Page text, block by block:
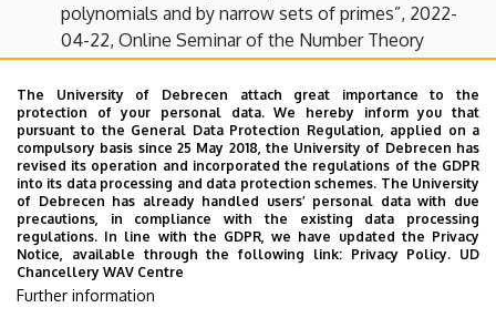
polynomials and by narrow sets of primes”, 2022-
04-22, Online Seminar of the Number Theory
Research Group, Debrecen.
„Indecomposability of sequences defined by narrow
sets of primes”, 7 July 2022, NTC 2022 in the
honour of K. Győry, J. Pintz, A. Sárközy
„On the Liouville function on rational polynomial
values”, 22 August 2022, ELAZ 2022, Poznan, Poland
„The proof of Skolem's conjecture for certain three
term equations”, 29 August 2022, Specialisation and
Effectiveness in Number Theory, Banff, Canada
„Polynomials with only rational roots”, Journées
The University of Debrecen attach great importance to the
protection of your personal data. We hereby inform you that
pursuant to the General Data Protection Regulation, applied on a
compulsory basis since 25 May 2018, the University of Debrecen has
revised its operation and incorporated the regulations of the GDPR
into its data processing and data protection schemes. The University
of Debrecen has already handled users’ personal data with due
precautions, in compliance with the existing data processing
regulations. In line with the GDPR, we have updated the Privacy
Notice, available through the following link: Privacy Policy. UD
Chancellery WAV Centre
Further information